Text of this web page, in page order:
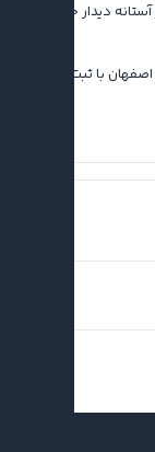
دیدار حساس
با ثبت رکورد